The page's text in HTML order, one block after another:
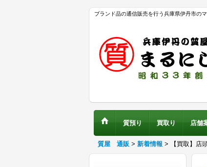
ブランド品の通信販売を行う兵庫県伊丹市の
質預り 買取り 店舗
質屋 通販 > 新着情報 > 【買取】